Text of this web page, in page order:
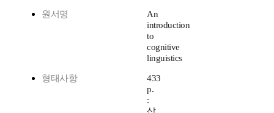
원서명
An
introduction
to
cognitive
linguistics
형태사항
433
p.
: